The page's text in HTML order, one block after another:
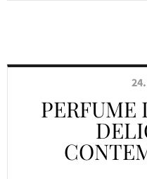
PERFUME